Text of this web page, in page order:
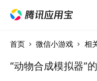
首页 微信小游戏 相
“动物合成模拟器”